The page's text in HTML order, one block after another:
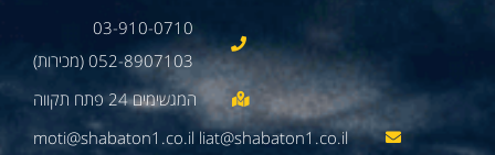
03-910-0710
052-8907103 (מכירות)
moti@shabaton1.co.il liat@shabaton1.co.il